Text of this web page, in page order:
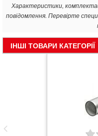
Характеристики,
повідомлення. Перевірте
ІНШІ ТОВАРИ КАТЕГОРІЇ